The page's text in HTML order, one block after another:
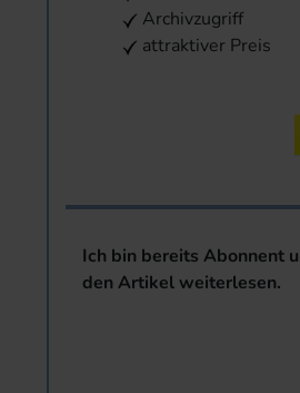
Archivzugriff
attraktiver Preis
Ich bin bereits Abonnent
den Artikel weiterlesen.